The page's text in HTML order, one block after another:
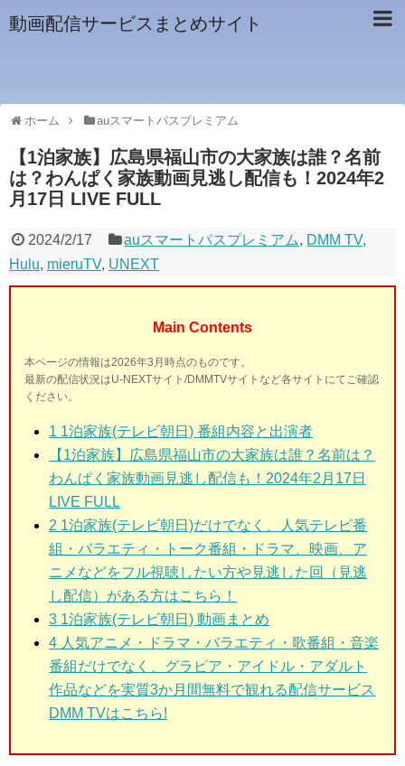
動画配信サービスまとめサイト
ホーム auスマートパスプレミアム
【1泊家族】広島県福山市の大家族は誰？名前
は？わんぱく家族動画見逃し配信も！2024年2
月17日 LIVE FULL
2024/2/17 auスマートパスプレミアム, DMM TV,
Hulu, mieruTV, UNEXT
Main Contents
本ページの情報は2026年3月時点のものです。
最新の配信状況はU-NEXTサイト/DMMTVサイトなど各サイトにてご確認
ください。
1 1泊家族(テレビ朝日)番組内容と出演者
【1泊家族】広島県福山市の大家族は誰？名前は？
わんぱく家族動画見逃し配信も！2024年2月17日
LIVE FULL
2 1泊家族(テレビ朝日)だけでなく、人気テレビ番
組・バラエティ・トーク番組・ドラマ、映画、ア
ニメなどをフル視聴したい方や見逃した回（見逃
し配信）がある方はこちら！
3 1泊家族(テレビ朝日)動画まとめ
4 人気アニメ・ドラマ・バラエティ・歌番組・音楽
番組だけでなく、グラビア・アイドル・アダルト
作品などを実質3か月間無料で観れる配信サービス
DMM TVはこちら!